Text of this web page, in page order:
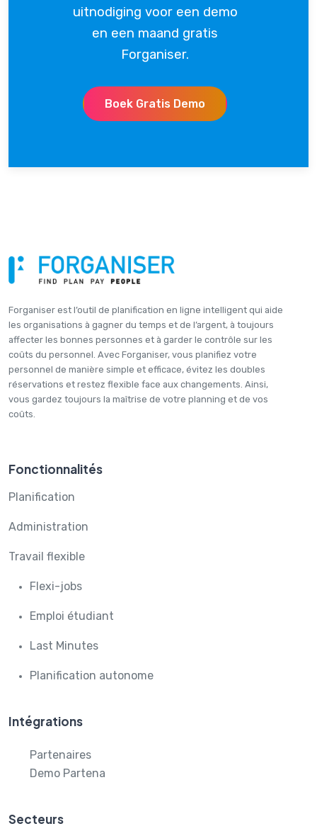
uitnodiging voor een demo
en een maand gratis
Forganiser.
Boek Gratis Demo
Forganiser est l’outil de planification en ligne intelligent qui aide
les organisations à gagner du temps et de l’argent, à toujours
affecter les bonnes personnes et à garder le contrôle sur les
coûts du personnel. Avec Forganiser, vous planifiez votre
personnel de manière simple et efficace, évitez les doubles
réservations et restez flexible face aux changements. Ainsi,
vous gardez toujours la maîtrise de votre planning et de vos
coûts.
Fonctionnalités
Planification
Administration
Travail flexible
Flexi-jobs
Emploi étudiant
Last Minutes
Planification autonome
Intégrations
Partenaires
Demo Partena
Secteurs